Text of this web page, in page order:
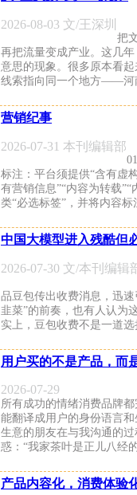
2026-08-03 文/王深圳
把
再把流量变成产业。这几
意思的现象。很多原本看
线索指向同一个地方——河
营销纪事
2026-07-31 本刊编辑部
标注：平台须提供“含有虚
有营销信息”“内容为转载
类“必选标签”，并将内容标
中国大模型进入残酷但
2026-07-30 文/本刊编辑
品豆包传出收费消息，迅
韭菜”的前奏，也有人认为
实上，豆包收费不是一道
用户买的不是产品，而
2026-07-29
所有成功的情绪消费品牌
能翻译成用户的身份语言
生意的朋友在与我沟通的
惑：“我家茶叶是正儿八经
产品内容化，消费体验